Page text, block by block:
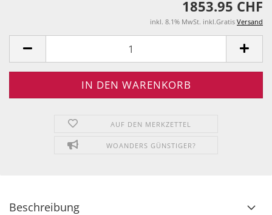
1853.95 CHF
inkl. 8.1% MwSt. inkl.Gratis Versand
AUF DEN MERKZETTEL
WOANDERS GÜNSTIGER?
Beschreibung